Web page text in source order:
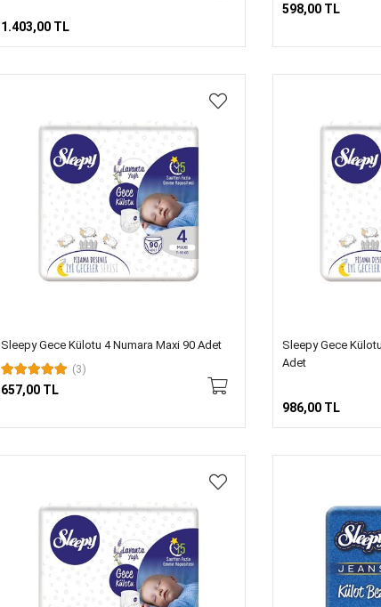
1.403,00 TL
598,00 TL
Sleepy Gece Külotu 4 Numara Maxi 90 Adet
(3)
657,00 TL
Sleepy Gece
Adet
986,00 TL